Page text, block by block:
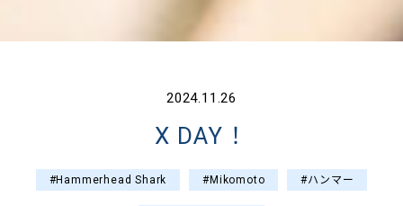
2024.11.26
X DAY！
#Hammerhead Shark #Mikomoto #ハンマー